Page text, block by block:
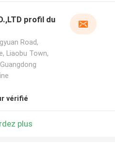
profil du
Road,
Liaobu Town,
vérifié
plus